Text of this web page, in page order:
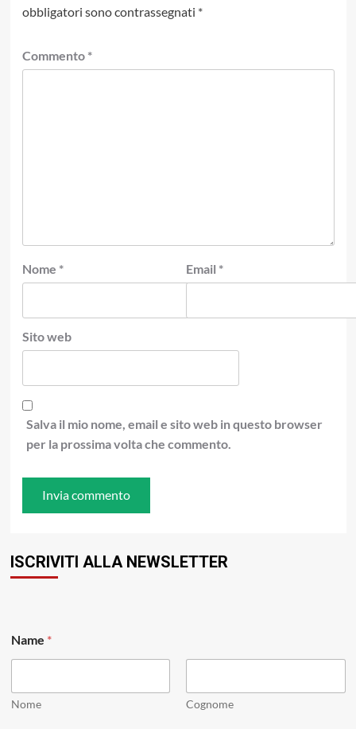
obbligatori sono contrassegnati *
Commento *
Nome * Email *
Sito web
Salva il mio nome, email e sito web in questo browser
per la prossima volta che commento.
ISCRIVITI ALLA NEWSLETTER
Name *
Nome Cognome